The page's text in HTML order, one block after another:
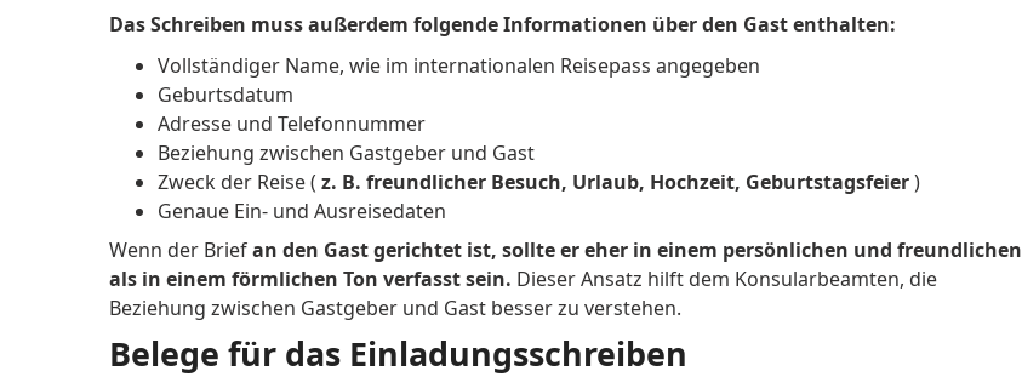
Das Schreiben muss außerdem folgende Informationen über den Gast enthalten:
Vollständiger Name, wie im internationalen Reisepass angegeben
Geburtsdatum
Adresse und Telefonnummer
Beziehung zwischen Gastgeber und Gast
Zweck der Reise ( z. B. freundlicher Besuch, Urlaub, Hochzeit, Geburtstagsfeier)
Genaue Ein- und Ausreisedaten
Wenn der Briefan den Gast gerichtet ist, sollte er eher in einem persönlichen und freundlichen
als in einem förmlichen Ton verfasst sein. Dieser Ansatz hilft dem Konsularbeamten, die
Beziehung zwischen Gastgeber und Gast besser zu verstehen.
Belege für das Einladungsschreiben